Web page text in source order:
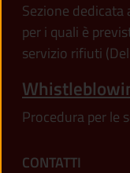
Sezione
per i quali è
servizio rifiuti
Procedura per le
CONTATTI